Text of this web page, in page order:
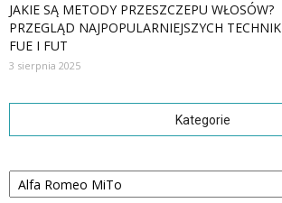
JAKIE SĄ METODY PRZESZCZEPU WŁOSÓW?
PRZEGLĄD NAJPOPULARNIEJSZYCH TECHNIK
FUE I FUT
3 sierpnia 2025
Kategorie
Kategorie